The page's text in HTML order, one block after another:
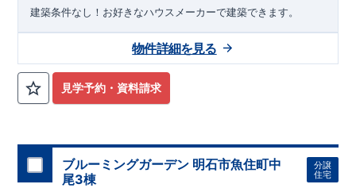
建築条件なし！​お好きなハウスメーカーで建築できます。
見学予約・資料請求
物件詳細を見る
ブルーミングガーデン 明石市魚住町中
尾3棟
分譲
住宅